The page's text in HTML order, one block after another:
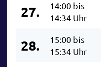
27.
14:00 bis
14:34 Uhr
28.
15:00 bis
15:34 Uhr